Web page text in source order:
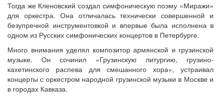
Тогда же Кленовский создал симфоническую поэму «Миражи»
для оркестра. Она отличалась технически совершенной и
безупречной инструментовкой и впервые была исполнена в
одном из Русских симфонических концертов в Петербурге.
Много внимания уделял композитор армянской и грузинской
музыке. Он сочинил «Грузинскую литургию, грузино-
кахетинского распева для смешанного хора», устраивал
концерты с оркестром народной грузинской музыки в Москве и
в городах Кавказа.